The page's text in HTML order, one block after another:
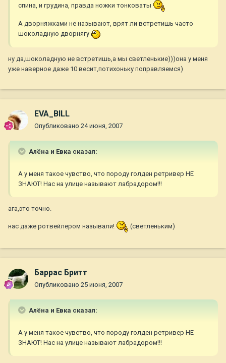
спина, и грудина, правда ножки тонковаты
А дворняжками не называют, врят ли встретишь часто
шоколадную дворнягу
ну да,шоколадную не встретишь,а мы светленькие)))она у меня
уже наверное даже 10 весит,потихоньку поправляемся)
EVA_BILL
Опубликовано 24 июня, 2007
Алёна и Евка сказал:
А у меня такое чувство, что породу голден ретривер НЕ
ЗНАЮТ! Нас на улице называют лабрадором!!!
ага,это точно.
нас даже ротвейлером называли! (светленьким)
Баррас Бритт
Опубликовано 25 июня, 2007
Алёна и Евка сказал:
А у меня такое чувство, что породу голден ретривер НЕ
ЗНАЮТ! Нас на улице называют лабрадором!!!